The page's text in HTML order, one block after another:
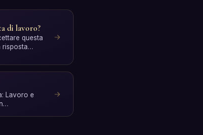
di lavoro?
questa
risposta
Lavoro e